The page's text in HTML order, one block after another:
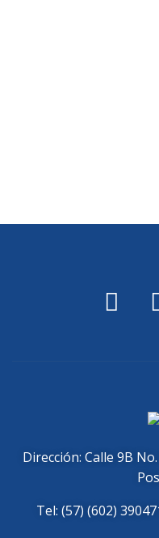
Dirección: Calle 9B
Tel: (57) (602)